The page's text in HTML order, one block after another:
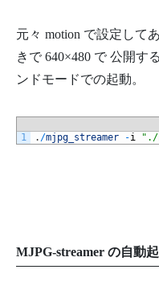
元々 motion で設定して
きで 640×480 で 公開す
ンドモードでの起動。
1 . /mjpg_streamer -i "./
MJPG-streamer の自動